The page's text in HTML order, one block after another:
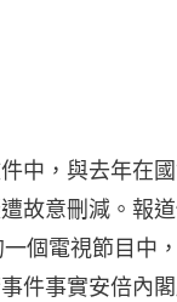
中，與去年在
故意刪減。報
個電視節目中
件事實安倍內